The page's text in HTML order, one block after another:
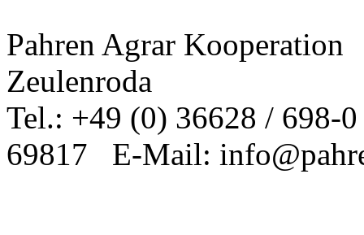
Pahren Agrar
Zeulenroda
Tel.: +49 (0) 36628 / 698-
69817 E-Mail: